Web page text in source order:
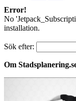
Error!
No
installation.
Sök efter:
Om